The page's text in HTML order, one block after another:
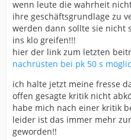
wenn leute die wahrheit
ihre geschäftsgrundlage zu
werden dann sollte sie nicht
ins klo greifen!!!
hier der link zum letzten
nachrüsten bei pk 50 s
ich halte jetzt meine fresse
offen gesagte kritik nicht
habe mich nach einer kritik
leider ist das immer mehr
geworden!!